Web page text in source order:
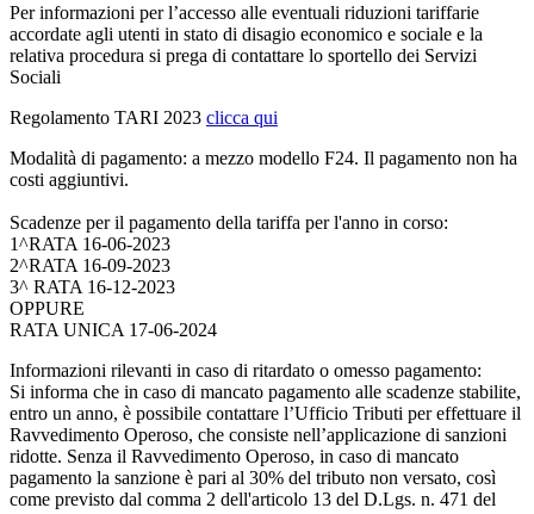
Per informazioni per l’accesso alle eventuali riduzioni tariffarie
accordate agli utenti in stato di disagio economico e sociale e la
relativa procedura si prega di contattare lo sportello dei Servizi
Sociali
Regolamento TARI 2023 clicca qui
Modalità di pagamento: a mezzo modello F24. Il pagamento non ha
costi aggiuntivi.
Scadenze per il pagamento della tariffa per l'anno in corso:
1^RATA 16-06-2023
2^RATA 16-09-2023
3^ RATA 16-12-2023
OPPURE
RATA UNICA 17-06-2024
Informazioni rilevanti in caso di ritardato o omesso pagamento:
Si informa che in caso di mancato pagamento alle scadenze stabilite,
entro un anno, è possibile contattare l’Ufficio Tributi per effettuare il
Ravvedimento Operoso, che consiste nell’applicazione di sanzioni
ridotte. Senza il Ravvedimento Operoso, in caso di mancato
pagamento la sanzione è pari al 30% del tributo non versato, così
come previsto dal comma 2 dell'articolo 13 del D.Lgs. n. 471 del